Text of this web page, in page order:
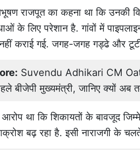
राजपूत का कहना था कि उनकी
के लिए परेशान है. गांवों में
कराई गई. जगह-जगह गड्ढे और
Suvendu Adhikari CM
बीजेपी मुख्यमंत्री, जानिए क्यों अब
था कि शिकायतों के बावजूद
बढ़ रहा है. इसी नाराजगी के